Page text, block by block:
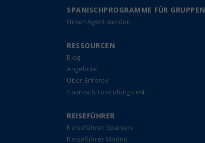
SPANISCHPROGRAMME FÜR GRUPPEN
Unser Agent werden
RESSOURCEN
Blog
Angebote
Über Enforex
Spanisch Einstufungstest
REISEFÜHRER
Reiseführer Spanien
Reiseführer Madrid